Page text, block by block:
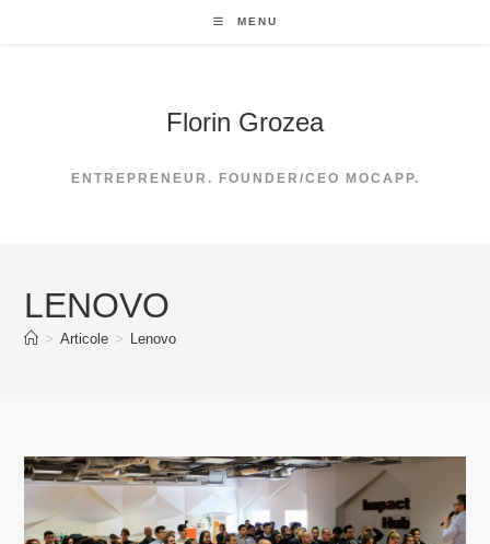
MENU
Florin Grozea
ENTREPRENEUR. FOUNDER/CEO MOCAPP.
LENOVO
> Articole > Lenovo